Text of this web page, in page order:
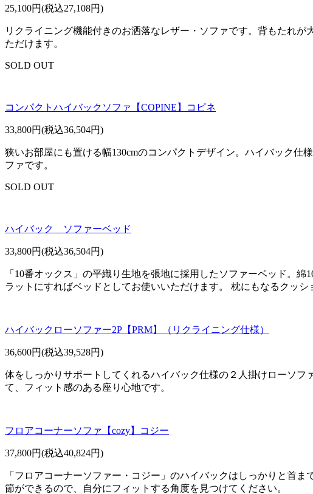
25,100円(税込27,108円)
リクライニング機能付きのお洒落なレザー・ソファです。背もたれ
ただけます。
SOLD OUT
コンパクトハイバックソファ【COPINE】コピネ
33,800円(税込36,504円)
狭いお部屋にも置ける幅130cmのコンパクトデザイン。ハイバック
ファです。
SOLD OUT
ハイバック ソファーベッド
33,800円(税込36,504円)
「10番オックス」の平織り生地を張地に採用したソファーベッド。
ラットにすればベッドとしてお使いいただけます。 枕にもなるクッシ
ハイバックローソファー2P【PRM】（リクライニング仕様）
36,600円(税込39,528円)
体をしっかりサポートしてくれるハイバック仕様の２人掛けローソ
て、フィット感のある座り心地です。
フロアコーナーソファ【cozy】コジー
37,800円(税込40,824円)
「フロアコーナーソファー・コジー」のハイバックはしっかりと首
節ができるので、自分にフィットする角度を見つけてください。